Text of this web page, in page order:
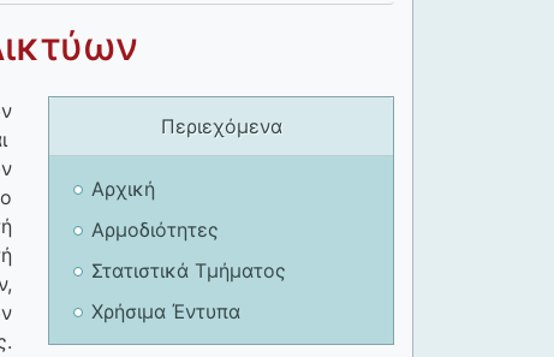
Περιεχόμενα
Αρχική
Αρμοδιότητες
Στατιστικά Τμήματος
Χρήσιμα Έντυπα